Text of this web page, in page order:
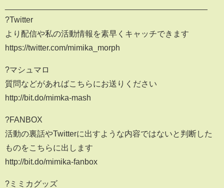
?Twitter
より配信や私の活動情報を素早くキャッチできます
https://twitter.com/mimika_morph
?マシュマロ
質問などがあればこちらにお送りください
http://bit.do/mimka-mash
?FANBOX
活動の裏話やTwitterに出すような内容ではないと判断した
ものをこちらに出します
http://bit.do/mimika-fanbox
?ミミカグッズ